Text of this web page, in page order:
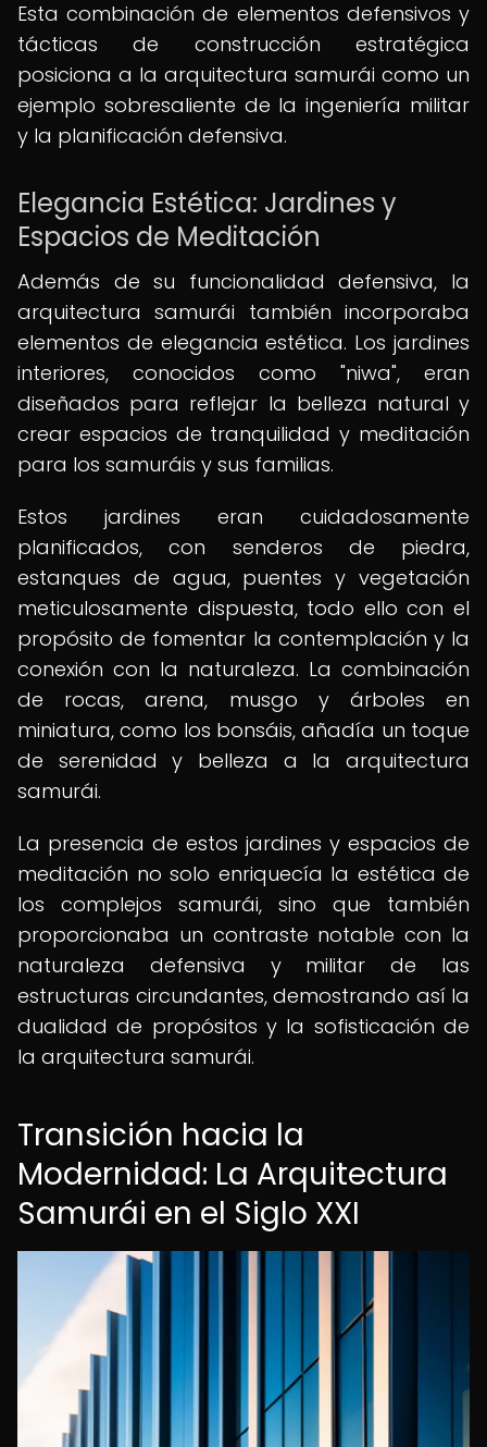
Esta combinación de elementos defensivos y
tácticas de construcción estratégica
posiciona a la arquitectura samurái como un
ejemplo sobresaliente de la ingeniería militar
y la planificación defensiva.
Elegancia Estética: Jardines y
Espacios de Meditación
Además de su funcionalidad defensiva, la
arquitectura samurái también incorporaba
elementos de elegancia estética. Los jardines
interiores, conocidos como "niwa", eran
diseñados para reflejar la belleza natural y
crear espacios de tranquilidad y meditación
para los samuráis y sus familias.
Estos jardines eran cuidadosamente
planificados, con senderos de piedra,
estanques de agua, puentes y vegetación
meticulosamente dispuesta, todo ello con el
propósito de fomentar la contemplación y la
conexión con la naturaleza. La combinación
de rocas, arena, musgo y árboles en
miniatura, como los bonsáis, añadía un toque
de serenidad y belleza a la arquitectura
samurái.
La presencia de estos jardines y espacios de
meditación no solo enriquecía la estética de
los complejos samurái, sino que también
proporcionaba un contraste notable con la
naturaleza defensiva y militar de las
estructuras circundantes, demostrando así la
dualidad de propósitos y la sofisticación de
la arquitectura samurái.
Transición hacia la
Modernidad: La Arquitectura
Samurái en el Siglo XXI